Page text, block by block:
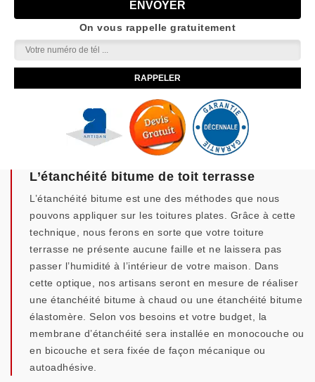
On vous rappelle gratuitement
L’étanchéité bitume de toit terrasse
L’étanchéité bitume est une des méthodes que nous
pouvons appliquer sur les toitures plates. Grâce à cette
technique, nous ferons en sorte que votre toiture
terrasse ne présente aucune faille et ne laissera pas
passer l’humidité à l’intérieur de votre maison. Dans
cette optique, nos artisans seront en mesure de réaliser
une étanchéité bitume à chaud ou une étanchéité bitume
élastomère. Selon vos besoins et votre budget, la
membrane d’étanchéité sera installée en monocouche ou
en bicouche et sera fixée de façon mécanique ou
autoadhésive.